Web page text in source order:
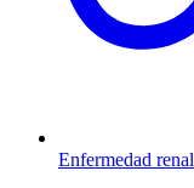
Enfermedad renal